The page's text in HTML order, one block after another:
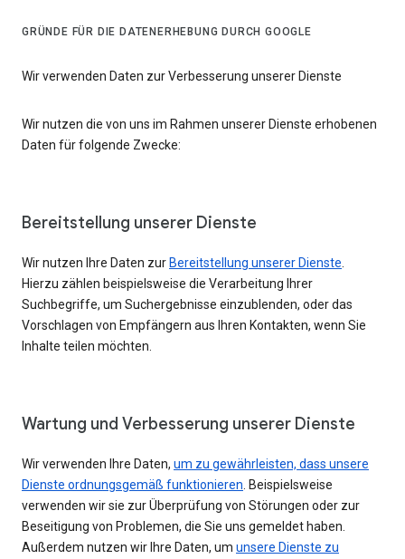
GRÜNDE FÜR DIE DATENERHEBUNG DURCH GOOGLE
Wir verwenden Daten zur Verbesserung unserer Dienste
Wir nutzen die von uns im Rahmen unserer Dienste erhobenen
Daten für folgende Zwecke:
Bereitstellung unserer Dienste
Wir nutzen Ihre Daten zur Bereitstellung unserer Dienste
Hierzu zählen beispielsweise die Verarbeitung Ihrer
Suchbegriffe, um Suchergebnisse einzublenden, oder das
Vorschlagen von Empfängern aus Ihren Kontakten, wenn Sie
Inhalte teilen möchten.
Wartung und Verbesserung unserer Dienste
Wir verwenden Ihre Daten, um zu gewährleisten, dass unsere
Dienste ordnungsgemäß funktionieren . Beispielsweise
verwenden wir sie zur Überprüfung von Störungen oder zur
Beseitigung von Problemen, die Sie uns gemeldet haben.
Außerdem nutzen wir Ihre Daten, um unsere Dienste zu